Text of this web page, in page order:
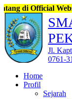
SMA
Jl.
0761-
Home
Profil
Sejarah